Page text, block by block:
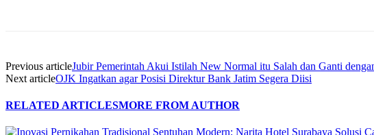
Previous articleJubir Pemerintah Akui Istilah New Normal itu Salah dan Ganti
Next articleOJK Ingatkan agar Posisi Direktur Bank Jatim Segera Diisi
RELATED ARTICLESMORE FROM AUTHOR